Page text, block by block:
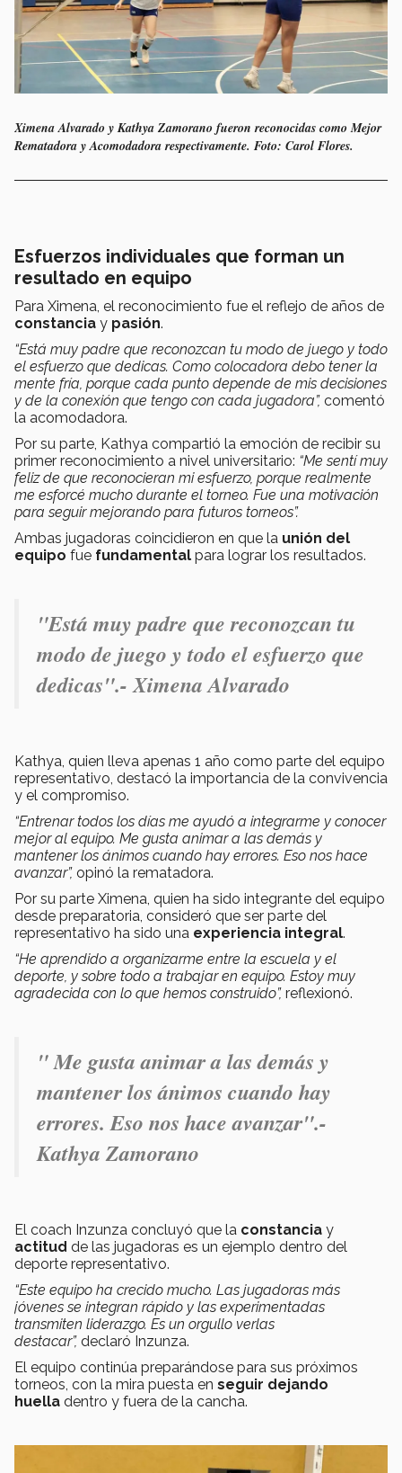
Ximena Alvarado y Kathya Zamorano fueron reconocidas como Mejor
Rematadora y Acomodadora respectivamente. Foto: Carol Flores.
Esfuerzos individuales que forman un
resultado en equipo
Para Ximena, el reconocimiento fue el reflejo de años de
constancia y pasión.
“Está muy padre que reconozcan tu modo de juego y todo
el esfuerzo que dedicas. Como colocadora debo tener la
mente fría, porque cada punto depende de mis decisiones
y de la conexión que tengo con cada jugadora”, comentó
la acomodadora.
Por su parte, Kathya compartió la emoción de recibir su
primer reconocimiento a nivel universitario: “Me sentí muy
feliz de que reconocieran mi esfuerzo, porque realmente
me esforcé mucho durante el torneo. Fue una motivación
para seguir mejorando para futuros torneos”.
Ambas jugadoras coincidieron en que la unión del
equipo fue fundamental para lograr los resultados.
"Está muy padre que reconozcan tu
modo de juego y todo el esfuerzo que
dedicas".- Ximena Alvarado
Kathya, quien lleva apenas 1 año como parte del equipo
representativo, destacó la importancia de la convivencia
y el compromiso.
“Entrenar todos los días me ayudó a integrarme y conocer
mejor al equipo. Me gusta animar a las demás y
mantener los ánimos cuando hay errores. Eso nos hace
avanzar”, opinó la rematadora.
Por su parte Ximena, quien ha sido integrante del equipo
desde preparatoria, consideró que ser parte del
representativo ha sido una experiencia integral.
“He aprendido a organizarme entre la escuela y el
deporte, y sobre todo a trabajar en equipo. Estoy muy
agradecida con lo que hemos construido”, reflexionó.
" Me gusta animar a las demás y
mantener los ánimos cuando hay
errores. Eso nos hace avanzar".-
Kathya Zamorano
El coach Inzunza concluyó que la constancia y
actitud de las jugadoras es un ejemplo dentro del
deporte representativo.
“Este equipo ha crecido mucho. Las jugadoras más
jóvenes se integran rápido y las experimentadas
transmiten liderazgo. Es un orgullo verlas
destacar”, declaró Inzunza.
El equipo continúa preparándose para sus próximos
torneos, con la mira puesta en seguir dejando
huella dentro y fuera de la cancha.